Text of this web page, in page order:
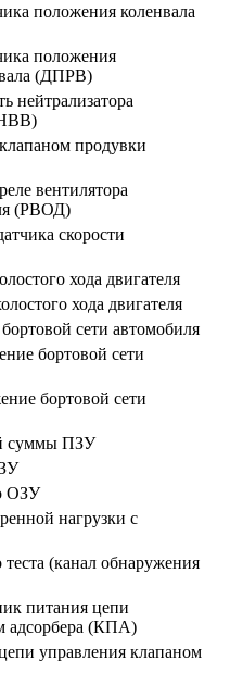
положения коленвала
положения
вала (ДПРВ)
нейтрализатора
продувки
вентилятора
(РВОД)
скорости
хода двигателя
хода двигателя
сети автомобиля
бортовой сети
бортовой сети
суммы ПЗУ
ОЗУ
нагрузки с
(канал обнаружения
питания цепи
адсорбера (КПА)
управления клапаном